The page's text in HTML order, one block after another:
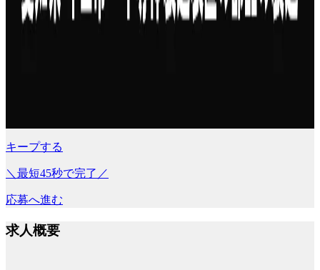
キープする
＼最短45秒で完了／
応募へ進む
求人概要